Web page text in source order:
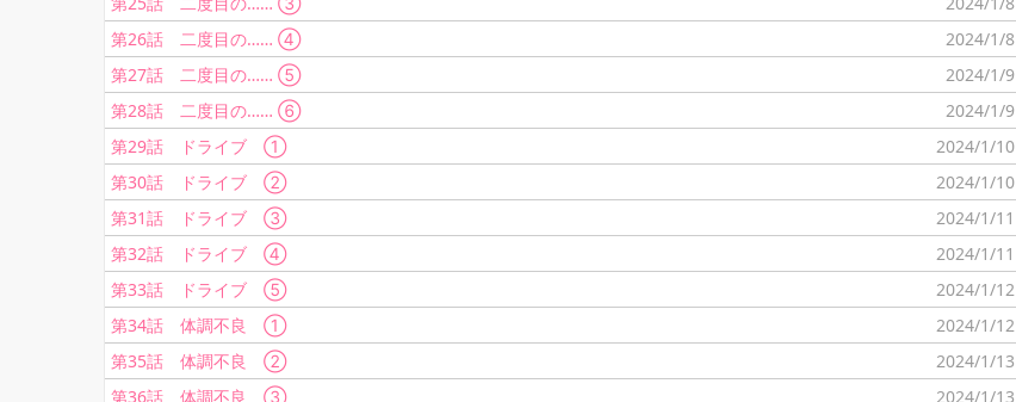
第26話 二度目の…… ④
2024/1/8
第27話 二度目の…… ⑤
2024/1/9
第28話 二度目の…… ⑥
2024/1/9
第29話 ドライブ ①
2024/1/10
第30話 ドライブ ②
2024/1/10
第31話 ドライブ ③
2024/1/11
第32話 ドライブ ④
2024/1/11
第33話 ドライブ ⑤
2024/1/12
第34話 体調不良 ①
2024/1/12
第35話 体調不良 ②
2024/1/13
第36話 体調不良 ③
2024/1/13